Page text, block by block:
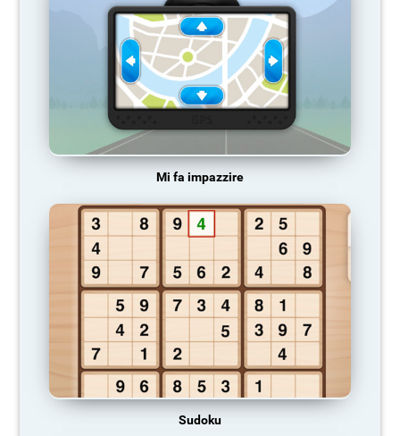
Mi fa impazzire
Sudoku